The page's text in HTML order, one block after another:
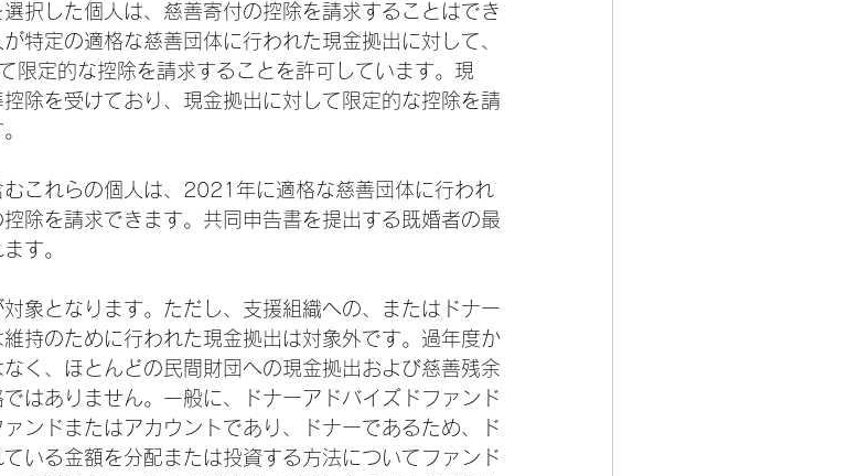
択した個人は、慈善寄付の控除を請求することはでき
特定の適格な慈善団体に行われた現金拠出に対して、
限定的な控除を請求することを許可しています。現
除を受けており、現金拠出に対して限定的な控除を請
これらの個人は、2021年に適格な慈善団体に行われ
除を請求できます。共同申告書を提出する既婚者の最
す。
象となります。ただし、支援組織への、またはドナー
持のために行われた現金拠出は対象外です。過年度か
く、ほとんどの民間財団への現金拠出および慈善残余
はありません。一般に、ドナーアドバイズドファンド
ンドまたはアカウントであり、ドナーであるため、ド
いる金額を分配または投資する方法についてファンド